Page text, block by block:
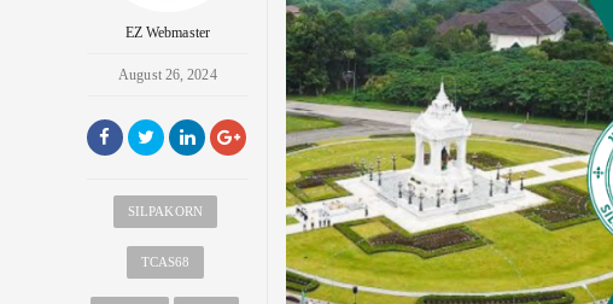
EZ Webmaster
August 26, 2024
SILPAKORN
TCAS68